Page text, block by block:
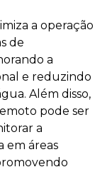
a operação
de
a
e reduzindo
Além disso,
pode ser
a
em áreas